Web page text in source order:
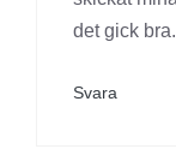
det gick bra.
Svara